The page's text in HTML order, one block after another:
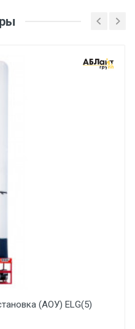
(АОУ) ELG(5)